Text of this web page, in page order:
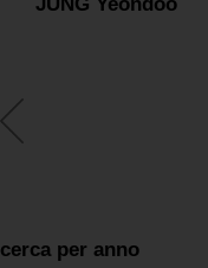
cerca per anno